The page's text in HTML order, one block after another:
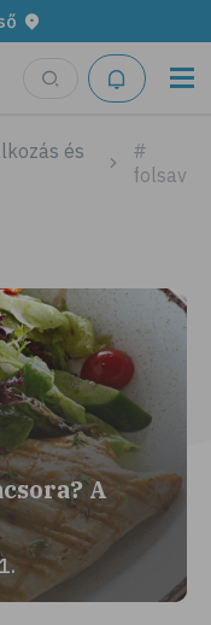
és
#
folsav
A